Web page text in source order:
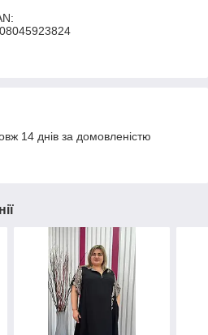
14 днів за домовленістю